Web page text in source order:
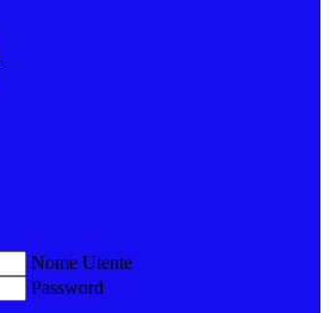
Nome Utente
Password